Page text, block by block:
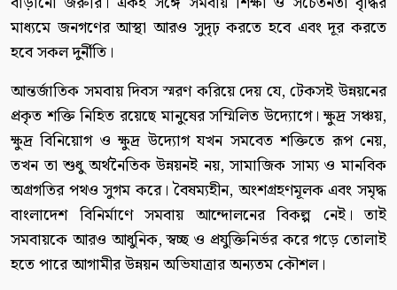
মাধ্যমে জনগণের আস্থা আরও সুদৃঢ় করতে হবে এবং দূর করতে
হবে সকল দুর্নীতি।
আন্তর্জাতিক সমবায় দিবস স্মরণ করিয়ে দেয় যে, টেকসই উন্নয়নের
প্রকৃত শক্তি নিহিত রয়েছে মানুষের সম্মিলিত উদ্যোগে। ক্ষুদ্র সঞ্চয়,
ক্ষুদ্র বিনিয়োগ ও ক্ষুদ্র উদ্যোগ যখন সমবেত শক্তিতে রূপ নেয়,
তখন তা শুধু অর্থনৈতিক উন্নয়নই নয়, সামাজিক সাম্য ও মানবিক
অগ্রগতির পথও সুগম করে। বৈষম্যহীন, অংশগ্রহণমূলক এবং সমৃদ্ধ
বাংলাদেশ বিনির্মাণে সমবায় আন্দোলনের বিকল্প নেই। তাই
সমবায়কে আরও আধুনিক, স্বচ্ছ ও প্রযুক্তিনির্ভর করে গড়ে তোলাই
হতে পারে আগামীর উন্নয়ন অভিযাত্রার অন্যতম কৌশল।